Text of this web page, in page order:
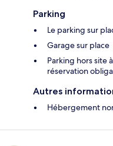
Parking
Le parking sur
Garage sur place
Parking hors site
réservation
Autres
Hébergement